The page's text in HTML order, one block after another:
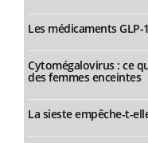
Les médicaments
Cytomégalovirus : ce
des femmes enceintes
La sieste empêche-t-